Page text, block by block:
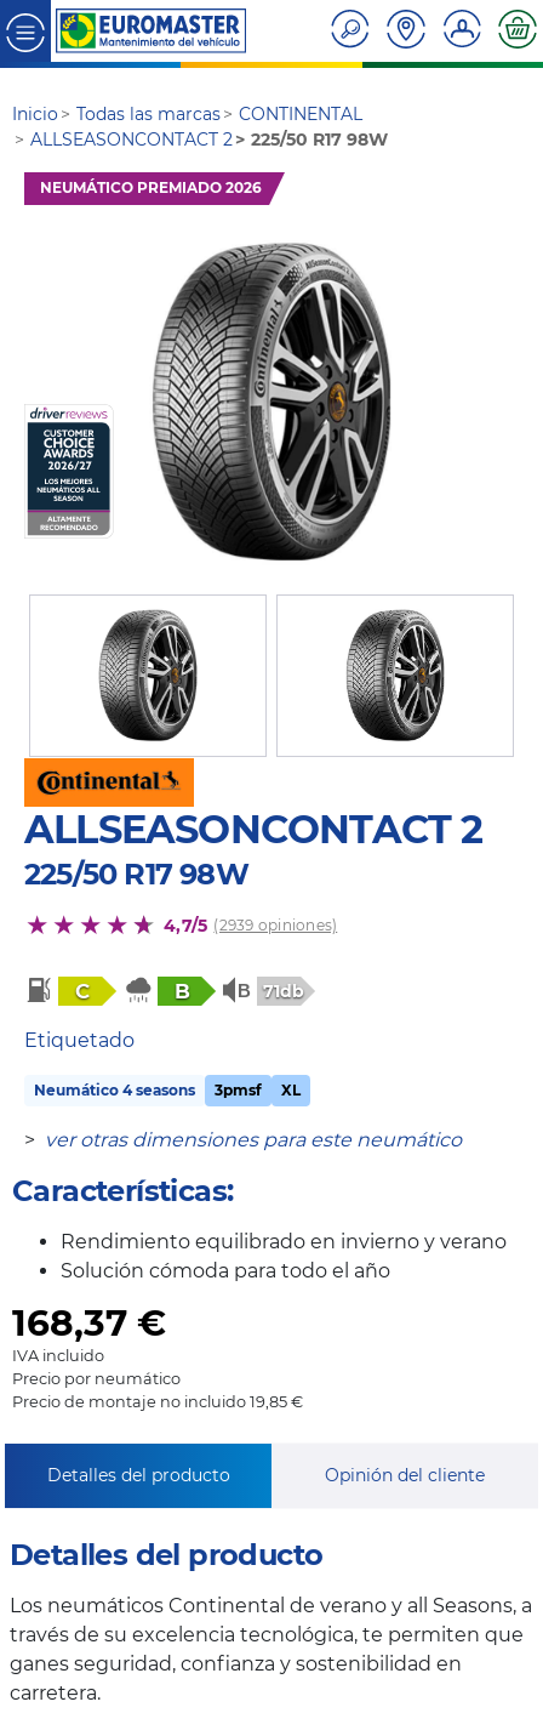
Inicio Todas las marcas
CONTINENTAL
ALLSEASONCONTACT 2
225/50 R17 98W
NEUMÁTICO PREMIADO 2026
ALLSEASONCONTACT 2
225/50 R17 98W
4,7/5 (2939 opiniones)
C B 71db
Etiquetado
Neumático 4 seasons 3pmsf XL
> ver otras dimensiones para este neumático
Características:
Rendimiento equilibrado en invierno y verano
Solución cómoda para todo el año
168,37 €
IVA incluido
Precio por neumático
Precio de montaje no incluido 19,85 €
Detalles del producto Opinión del cliente
Detalles del producto
Los neumáticos Continental de verano y all Seasons, a
través de su excelencia tecnológica, te permiten que
ganes seguridad, confianza y sostenibilidad en
carretera.